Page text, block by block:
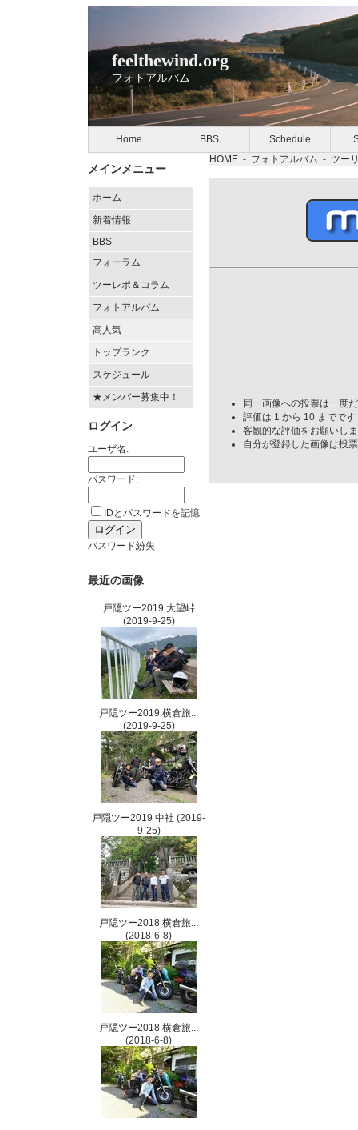
feelthewind.org
フォトアルバム
Home BBS Schedule
メインメニュー
ホーム
新着情報
BBS
フォーラム
ツーレポ＆コラム
フォトアルバム
高人気
トップランク
スケジュール
★メンバー募集中！
ログイン
ユーザ名:
パスワード:
IDとパスワードを記憶
パスワード紛失
最近の画像
戸隠ツー2019 大望峠
(2019-9-25)
戸隠ツー2019 横倉旅...
(2019-9-25)
戸隠ツー2019 中社 (2019-
9-25)
戸隠ツー2018 横倉旅...
(2018-6-8)
戸隠ツー2018 横倉旅...
(2018-6-8)
HOME - フォトアルバム - ツー
同一画像への投票は一度
評価は 1 から 10 までで
客観的な評価をお願いし
自分が登録した画像は投